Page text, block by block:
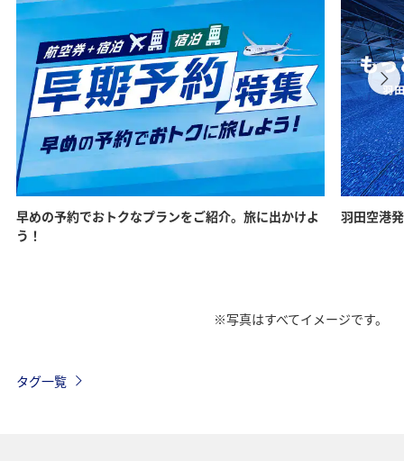
早めの予約でおトクなプランをご紹介。旅に出かけよ
う！
羽田空港
※写真はすべてイメージです。
タグ一覧